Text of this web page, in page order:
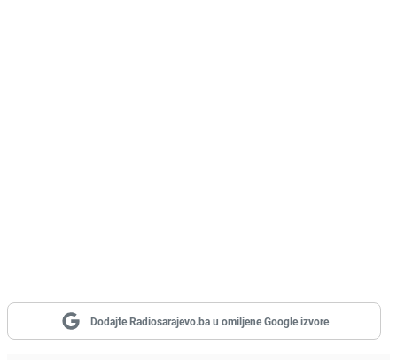
Dodajte Radiosarajevo.ba u omiljene Google izvore